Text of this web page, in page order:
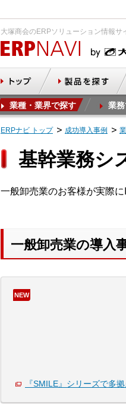
大塚商会のERPソリューション情報サ
業種・業界で探す 業
ERPナビ トップ 成功導入事例
基幹業務シ
一般卸売業のお客様が実際
一般卸売業の導入
『SMILE』シリーズで多
NEW